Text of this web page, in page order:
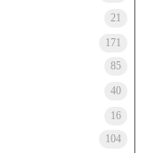
21
171
85
40
16
104